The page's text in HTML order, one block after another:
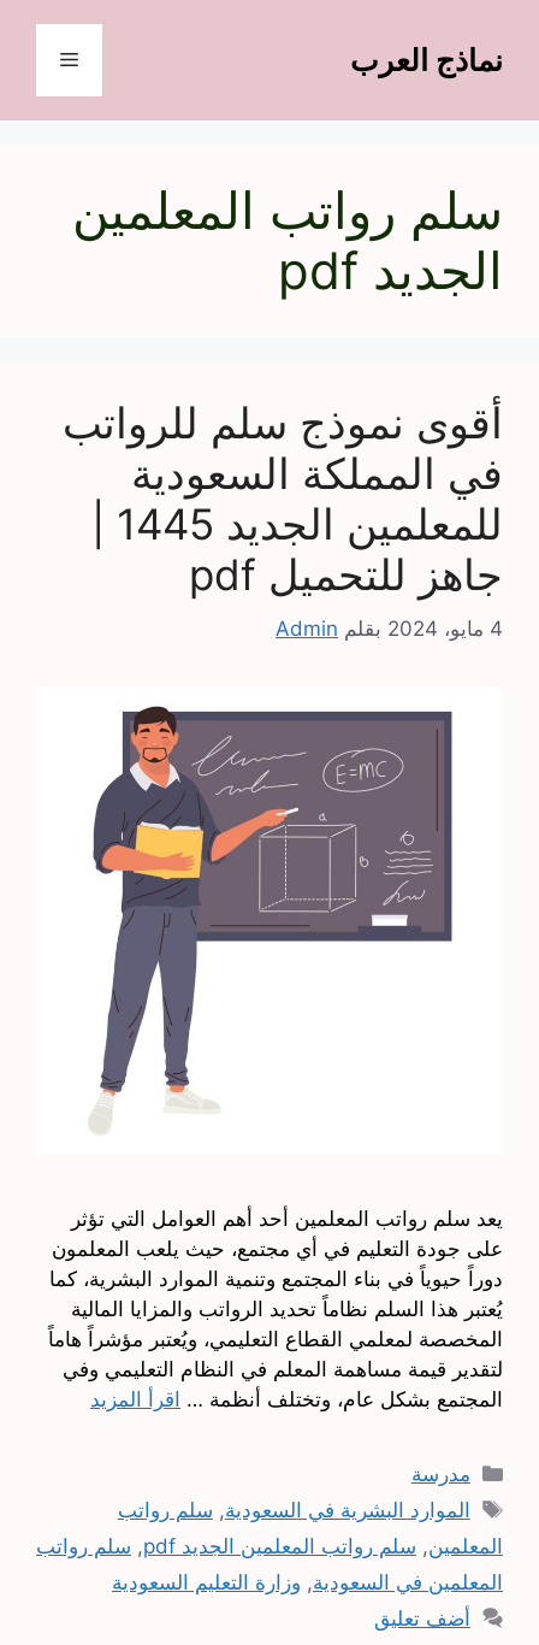
المحتوىنماذج العرب القائمة
سلم رواتب المعلمين
الجديد pdf
أقوى نموذج سلم للرواتب
في المملكة السعودية
جاهز للتحميل pdf
4 مايو، 2024 بقلم Admin
يعد سلم رواتب المعلمين أحد أهم العوامل التي تؤثر
على جودة التعليم في أي مجتمع، حيث يلعب المعلمون
دوراً حيوياً في بناء المجتمع وتنمية الموارد البشرية، كما
يُعتبر هذا السلم نظاماً تحديد الرواتب والمزايا المالية
المخصصة لمعلمي القطاع التعليمي، ويُعتبر مؤشراً هاماً
لتقدير قيمة مساهمة المعلم في النظام التعليمي وفي
المجتمع بشكل عام، وتختلف أنظمة … اقرأ المزيد
التصنيفات
مدرسة
الوسوم
الموارد البشرية في السعودية, سلم رواتب
المعلمين, سلم رواتب المعلمين الجديد pdf , سلم رواتب
المعلمين في السعودية, وزارة التعليم السعودية
أضف تعليق